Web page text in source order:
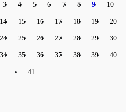
3 4 5 6 7 8 9 10
14 15 16 17 18 19 20
24 25 26 27 28 29 30
34 35 36 37 38 39 40
41